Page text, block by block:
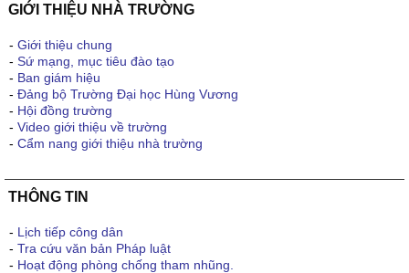
GIỚI THIỆU NHÀ TRƯỜNG
- Giới thiệu chung
- Sứ mạng, mục tiêu đào tạo
- Ban giám hiệu
- Đảng bộ Trường Đại học Hùng Vương
- Hội đồng trường
- Video giới thiệu về trường
- Cẩm nang giới thiệu nhà trường
THÔNG TIN
- Lịch tiếp công dân
- Tra cứu văn bản Pháp luật
- Hoạt động phòng chống tham nhũng.